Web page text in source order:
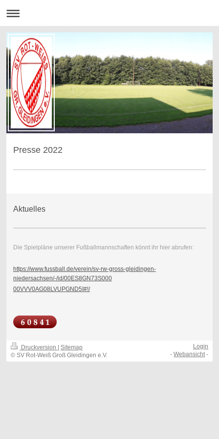
Presse 2022
Aktuelles
Die Spielpläne unserer Fußballmannschaften könnt ihr hier abrufen:
https://www.fussball.de/verein/sv-rw-gross-gleidingen-
niedersachsen/-/id/00ES8GN73S000
00VVV0AG08LVUPGND5I#!/
Druckversion
Sitemap
© SV Rot-Weiß Groß Gleidingen e.V.
Login
-Webansicht-